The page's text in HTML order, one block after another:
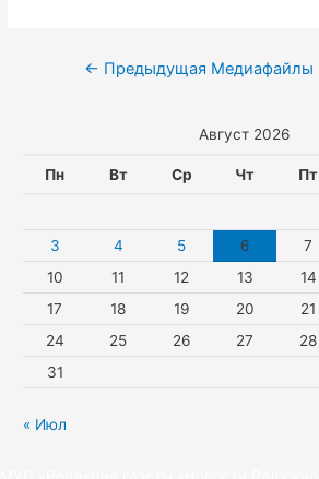
Навигация
← Предыдущая Медиафайлы
Август 2026
Пн Вт Ср Чт Пт
3
4 5 6 7
10
11 12 13 14
17
18 19 20 21
24
25 26 27 28
31
« Июл